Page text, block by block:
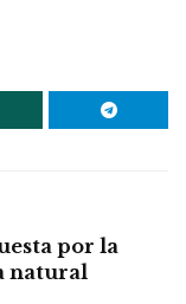
por la
natural